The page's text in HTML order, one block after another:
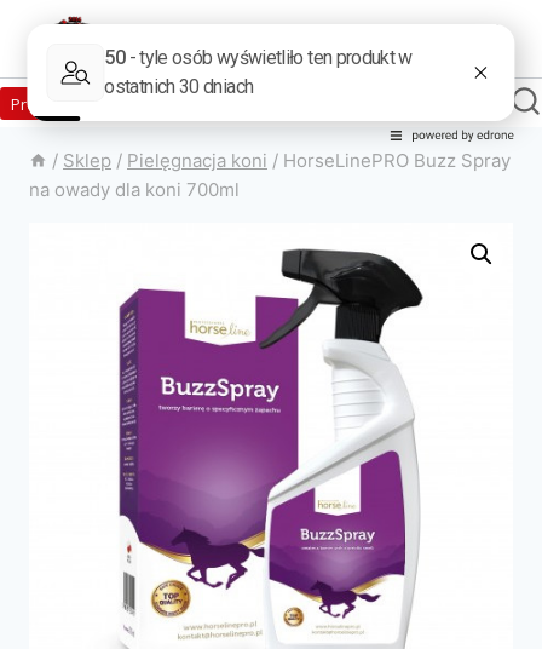
Produkty w sklepie
/ Sklep / Pielęgnacja koni / HorseLinePRO Buzz Spray
na owady dla koni 700ml